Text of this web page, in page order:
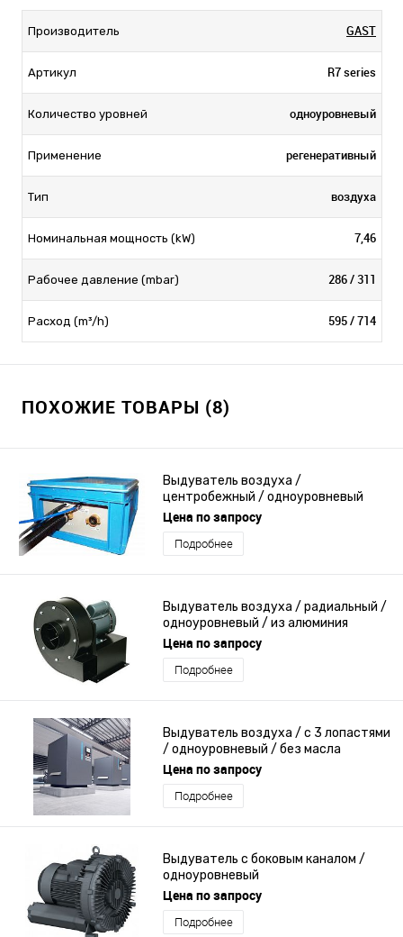
Производитель GAST
Артикул R7 series
Количество уровней одноуровневый
Применение регенеративный
Тип воздуха
Номинальная мощность (kW) 7,46
Рабочее давление (mbar) 286 / 311
Расход (m³/h) 595 / 714
ПОХОЖИЕ ТОВАРЫ (8)
Выдуватель воздуха /
центробежный / одноуровневый
Цена по запросу
Подробнее
Выдуватель воздуха / радиальный /
одноуровневый / из алюминия
Цена по запросу
Подробнее
Выдуватель воздуха / с 3 лопастями
/ одноуровневый / без масла
Цена по запросу
Подробнее
Выдуватель с боковым каналом /
одноуровневый
Цена по запросу
Подробнее